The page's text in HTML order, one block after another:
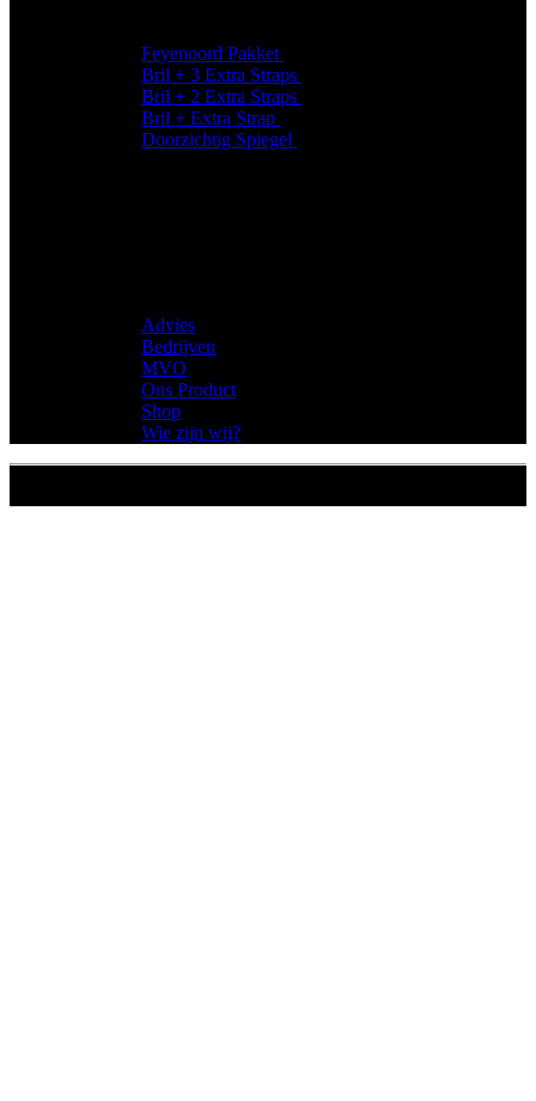
Feyenoord Pakket
Bril + 3 Extra Straps
Bril + 2 Extra Straps
Bril + Extra Strap
Doorzichtig Spiegel
Advies
Bedrijven
MVO
Ons Product
Shop
Wie zijn wij?